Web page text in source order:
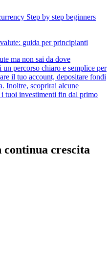
guida per principianti
ma non sai da dove
percorso chiaro e semplice per
il tuo account, depositare fondi
Inoltre, scoprirai alcune
tuoi investimenti fin dal primo
crescita